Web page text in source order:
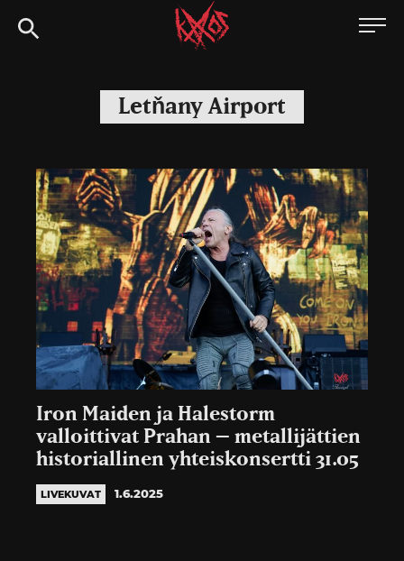
Siirry
suoraan
Kaaoszine
Letňany Airport
Iron Maiden ja Halestorm
valloittivat Prahan – metallijättien
historiallinen yhteiskonsertti 31.05
LIVEKUVAT 1.6.2025